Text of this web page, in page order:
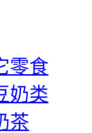
零食
奶类
茶